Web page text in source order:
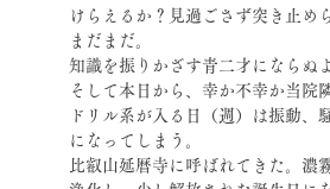
けらえるか？見過ごさず突き止め
まだまだ。
知識を振りかざす青二才にならぬ
そして本日から、幸か不幸か当院
ドリル系が入る日（週）は振動
になってしまう。
比叡山延暦寺に呼ばれてきた。濃